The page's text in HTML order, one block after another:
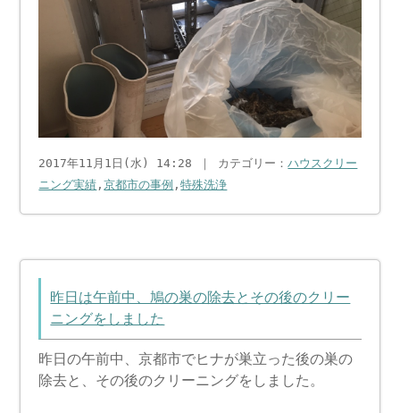
2017年11月1日(水) 14:28 ｜ カテゴリー：ハウスクリー
ニング実績 ,京都市の事例 ,特殊洗浄
昨日は午前中、鳩の巣の除去とその後のクリー
ニングをしました
昨日の午前中、京都市でヒナが巣立った後の巣の
除去と、その後のクリーニングをしました。